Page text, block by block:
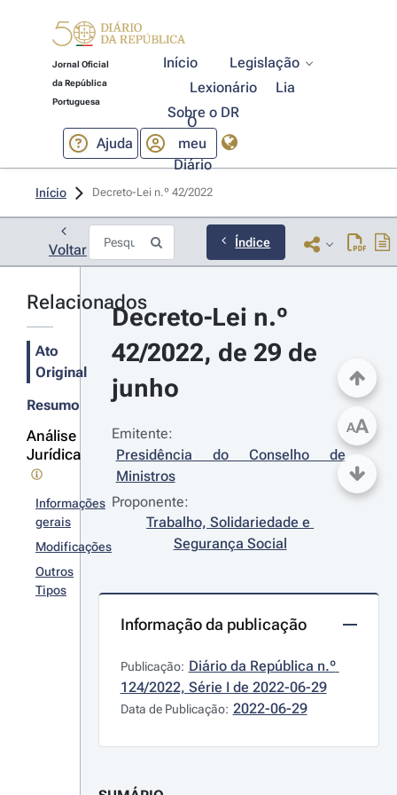
Jornal Oficial
da República
Portuguesa
Início
Legislação
Lexionário
Lia
Sobre o DR
Ajuda
O
meu
Diário
Início Decreto-Lei n.º 42/2022
Voltar Índice
Relacionados
Ato
Original
Resumo
Análise
Jurídica
Informações
gerais
Modificações
Outros
Tipos
Decreto-Lei n.º
42/2022, de 29 de
junho
Emitente:
Presidência do Conselho de
Ministros
Proponente:
Trabalho, Solidariedade e
Segurança Social
Informação da publicação
Publicação: Diário da República n.º
124/2022, Série I de 2022-06-29
Data de Publicação: 2022-06-29
AA